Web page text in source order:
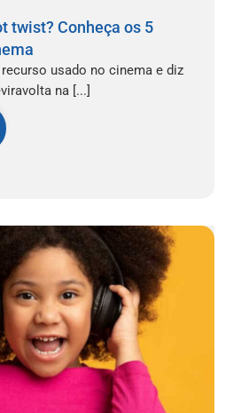
twist? Conheça os 5
usado no cinema e diz
na [...]